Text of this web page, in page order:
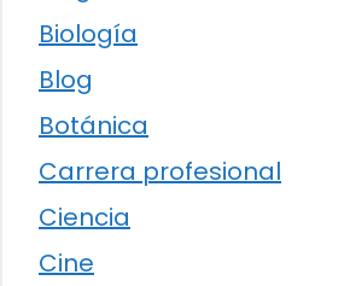
Biología
Blog
Botánica
Carrera profesional
Ciencia
Cine